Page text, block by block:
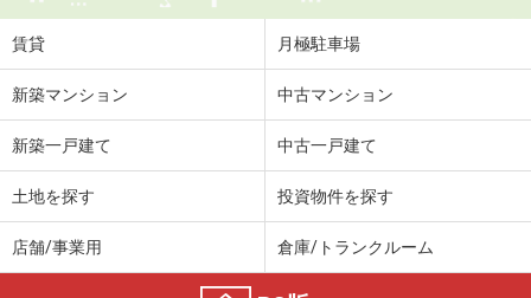
賃貸 月極駐車場
新築マンション 中古マンション
新築一戸建て 中古一戸建て
土地を探す 投資物件を探す
店舗/事業用 倉庫/トランクルーム